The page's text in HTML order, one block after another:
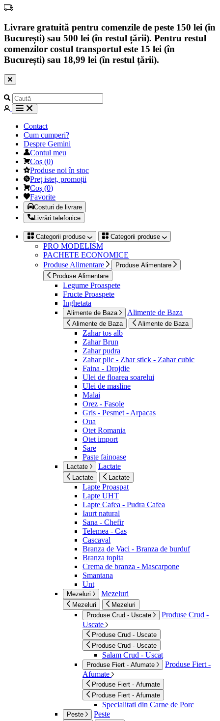
Livrare gratuită pentru comenzile de peste 150 lei (în
București) sau 500 lei (în restul țării). Pentru restul
comenzilor costul transportul este 15 lei (în
București) sau 18,99 lei (în restul țării).
Contact
Cum cumperi?
Despre Gemini
Contul meu
Coș (0)
Produse noi în stoc
Preț isteț, promoții
Coș (0)
Favorite
Costuri de livrare
Livrări telefonice
Categorii produse Categorii produse
PRO MODELISM
PACHETE ECONOMICE
Produse Alimentare
Produse Alimentare
Produse Alimentare
Legume Proaspete
Fructe Proaspete
Inghetata
Alimente de Baza Alimente de Baza
Alimente de Baza Alimente de Baza
Zahar tos alb
Zahar Brun
Zahar pudra
Zahar plic - Zhar stick - Zahar cubic
Faina - Drojdie
Ulei de floarea soarelui
Ulei de masline
Malai
Orez - Fasole
Gris - Pesmet - Arpacas
Oua
Otet Romania
Otet import
Sare
Paste fainoase
Lactate Lactate
Lactate Lactate
Lapte Proaspat
Lapte UHT
Lapte Cafea - Pudra Cafea
Iaurt natural
Sana - Chefir
Telemea - Cas
Cascaval
Branza de Vaci - Branza de burduf
Branza topita
Crema de branza - Mascarpone
Smantana
Unt
Mezeluri Mezeluri
Mezeluri
Mezeluri
Produse Crud - Uscate
Produse Crud -
Uscate
Produse Crud - Uscate
Produse Crud - Uscate
Salam Crud - Uscat
Produse Fiert - Afumate
Produse Fiert -
Afumate
Produse Fiert - Afumate
Produse Fiert - Afumate
Specialitati din Carne de Porc
Peste Peste